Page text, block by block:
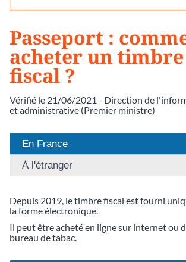
Passeport :
acheter un timbre
fiscal ?
Vérifié le 21/06/2021 - Direction de
et administrative (Premier ministre)
En France
À l'étranger
Depuis 2019, le timbre fiscal est fourni
la forme électronique.
Il peut être acheté en ligne sur internet ou
bureau de tabac.